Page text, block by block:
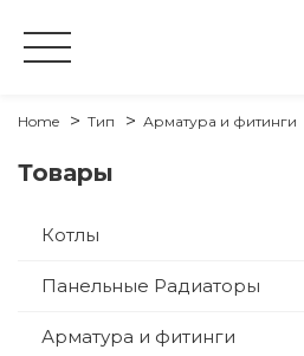
Home Тип Арматура и фитинги
Товары
Котлы
Панельные Радиаторы
Арматура и фитинги